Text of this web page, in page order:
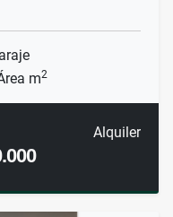
m2
Alquiler